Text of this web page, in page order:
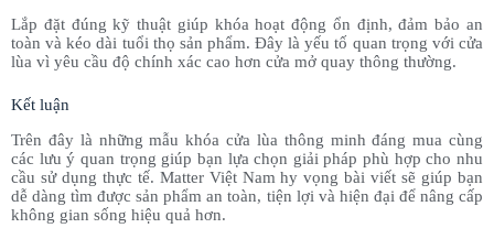
Lắp đặt đúng kỹ thuật giúp khóa hoạt động ổn định, đảm bảo an
toàn và kéo dài tuổi thọ sản phẩm. Đây là yếu tố quan trọng với cửa
lùa vì yêu cầu độ chính xác cao hơn cửa mở quay thông thường.
Kết luận
Trên đây là những mẫu khóa cửa lùa thông minh đáng mua cùng
các lưu ý quan trọng giúp bạn lựa chọn giải pháp phù hợp cho nhu
cầu sử dụng thực tế. Matter Việt Nam hy vọng bài viết sẽ giúp bạn
dễ dàng tìm được sản phẩm an toàn, tiện lợi và hiện đại để nâng cấp
không gian sống hiệu quả hơn.